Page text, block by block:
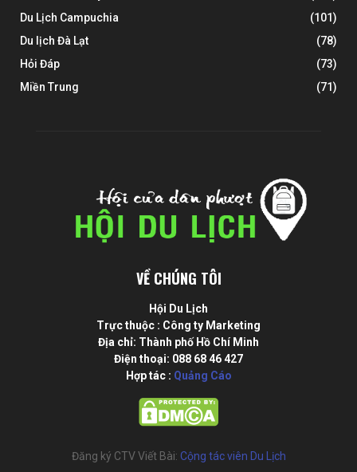
Du Lịch Campuchia
(101)
Du lịch Đà Lạt
(78)
Hỏi Đáp
(73)
Miền Trung
(71)
VỀ CHÚNG TÔI
Hội Du Lịch
Trực thuộc : Công ty Marketing
Địa chỉ: Thành phố Hồ Chí Minh
Điện thoại: 088 68 46 427
Hợp tác : Quảng Cáo
Đăng ký CTV Viết Bài: Cộng tác viên Du Lịch